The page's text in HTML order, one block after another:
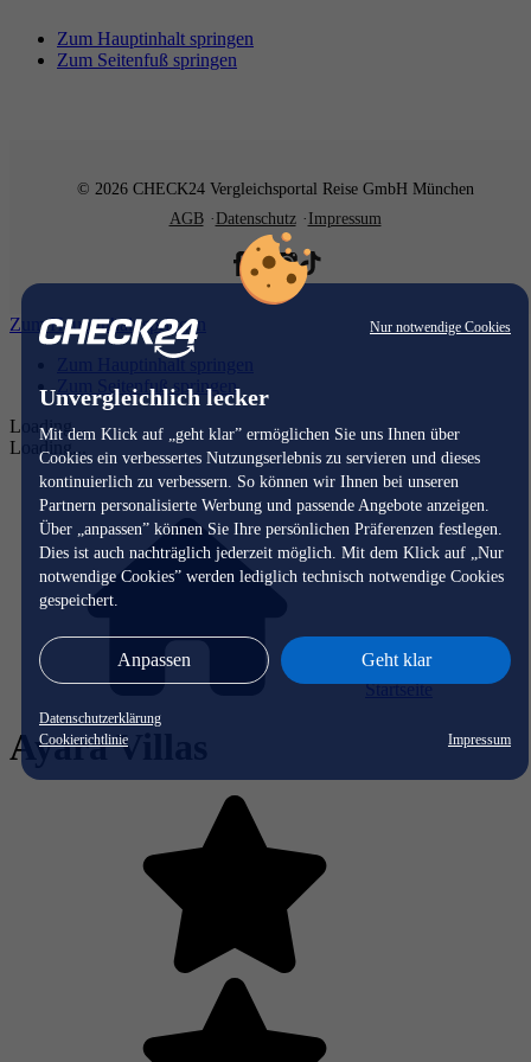
Nur notwendige Cookies
Unvergleichlich lecker
Mit dem Klick auf „geht klar” ermöglichen Sie uns Ihnen über
Cookies ein verbessertes Nutzungserlebnis zu servieren und dieses
kontinuierlich zu verbessern. So können wir Ihnen bei unseren
Partnern personalisierte Werbung und passende Angebote anzeigen.
Über „anpassen” können Sie Ihre persönlichen Präferenzen festlegen.
Dies ist auch nachträglich jederzeit möglich. Mit dem Klick auf „Nur
notwendige Cookies” werden lediglich technisch notwendige Cookies
gespeichert.
Anpassen Geht klar
Datenschutzerklärung
Cookierichtlinie
Impressum
Zum Hauptinhalt springen
Zum Seitenfuß springen
© 2026 CHECK24 Vergleichsportal Reise GmbH München
AGB
Datenschutz Impressum
Zum Hauptinhalt springen
Zum Hauptinhalt springen
Zum Seitenfuß springen
Loading...
Loading...
Startseite
Ayara Villas